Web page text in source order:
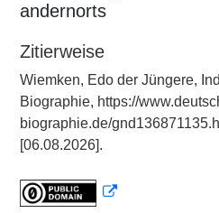
andernorts
Zitierweise
Wiemken, Edo der Jüngere,
Biographie, https://
biographie.de/
[06.08.2026].